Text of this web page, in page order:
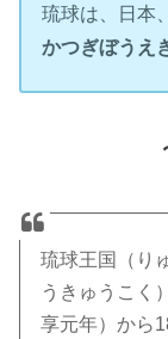
琉球は、日本
かつぎぼうえ
琉球王国（り
うきゅうこく
享元年）から